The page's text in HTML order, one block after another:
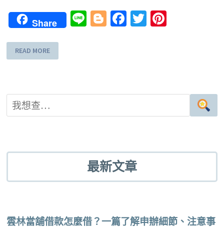
Share LineBlogger
Facebook
Twitter
READ MORE
最新文章
雲林當舖借款怎麼借？一篇了解申辦細節、注意事